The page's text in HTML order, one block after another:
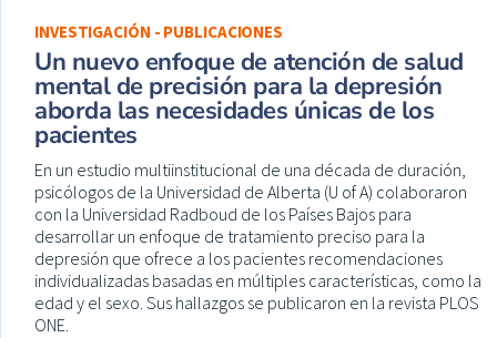
INVESTIGACIÓN - PUBLICACIONES
Un nuevo enfoque de atención de salud
mental de precisión para la depresión
aborda las necesidades únicas de los
pacientes
En un estudio multiinstitucional de una década de duración,
psicólogos de la Universidad de Alberta (U of A) colaboraron
con la Universidad Radboud de los Países Bajos para
desarrollar un enfoque de tratamiento preciso para la
depresión que ofrece a los pacientes recomendaciones
individualizadas basadas en múltiples características, como la
edad y el sexo. Sus hallazgos se publicaron en la revista PLOS
ONE.